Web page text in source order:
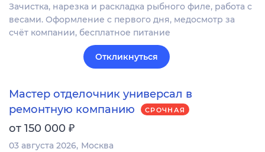
Зачистка, нарезка и раскладка рыбного филе, работа с
весами. Оформление c первого дня, медосмотр за
счёт компании, бесплатное питание
Откликнуться
Мастер отделочник универсал в
ремонтную компанию
СРОЧНАЯ
от 150 000 ₽
03 августа 2026 Москва